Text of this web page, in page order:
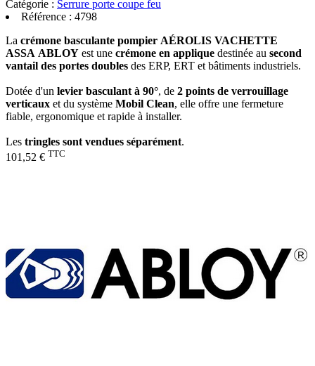
Catégorie : Serrure porte coupe feu
Référence : 4798
La crémone basculante pompier AÉROLIS VACHETTE
ASSA ABLOY est une crémone en applique destinée au second
vantail des portes doubles des ERP, ERT et bâtiments industriels.
Dotée d'un levier basculant à 90°, de 2 points de verrouillage
verticaux et du système Mobil Clean, elle offre une fermeture
fiable, ergonomique et rapide à installer.
Les tringles sont vendues séparément.
101,52 € TTC